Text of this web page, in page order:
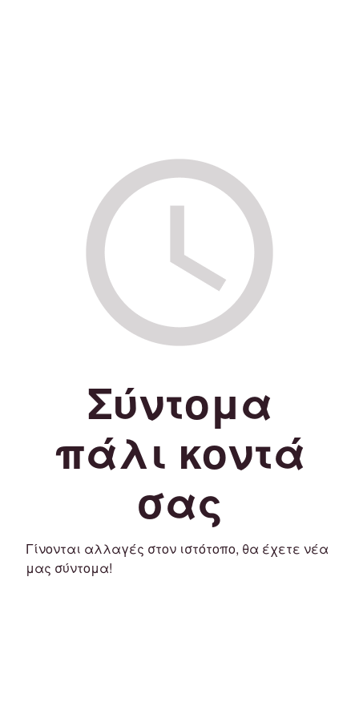
Σύντομα
πάλι κοντά
σας
Γίνονται αλλαγές στον ιστότοπο, θα έχετε νέα
μας σύντομα!